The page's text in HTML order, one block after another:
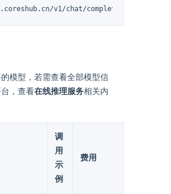
v1/chat/completions'
模型，若需查看全部模型信
，查看在线推理服务相关内
调
用
示
例
费用